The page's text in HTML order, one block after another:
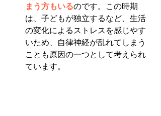
まう方もいるのです。この時期
は、子どもが独立するなど、生活
の変化によるストレスを感じやす
いため、自律神経が乱れてしまう
ことも原因の一つとして考えられ
ています。